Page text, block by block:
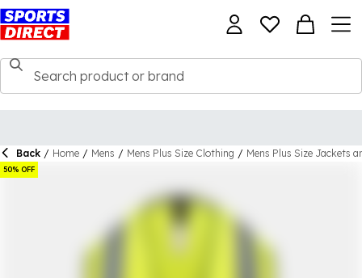
Back / Home / Mens / Mens Plus Size Clothing / Mens Plus Size Jackets
50% OFF